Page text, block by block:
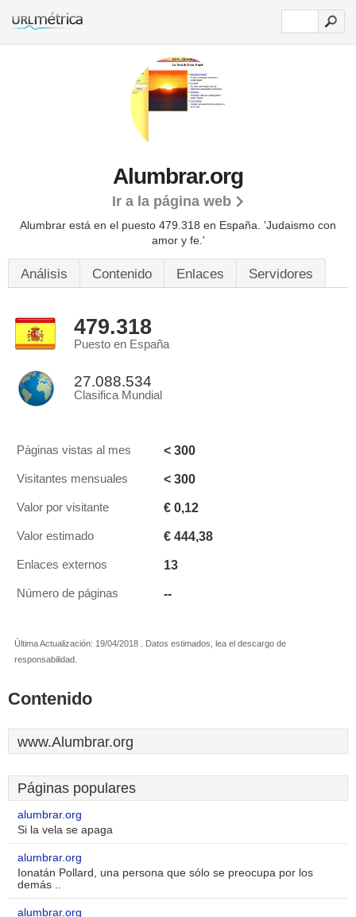
Alumbrar.org
Ir a la página web
Alumbrar está en el puesto 479.318 en España. 'Judaismo con
amor y fe.'
Análisis Contenido Enlaces Servidores
479.318
Puesto en España
27.088.534
Clasifica Mundial
Páginas vistas al mes < 300
Visitantes mensuales < 300
Valor por visitante € 0,12
Valor estimado € 444,38
Enlaces externos 13
Número de páginas --
Última Actualización: 19/04/2018 . Datos estimados, lea el descargo de
responsabilidad.
Contenido
www.Alumbrar.org
Páginas populares
alumbrar.org
Si la vela se apaga
alumbrar.org
Ionatán Pollard, una persona que sólo se preocupa por los
demás ..
alumbrar.org